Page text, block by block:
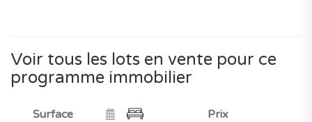
Voir tous les lots en vente pour ce
programme immobilier
Surface
Prix